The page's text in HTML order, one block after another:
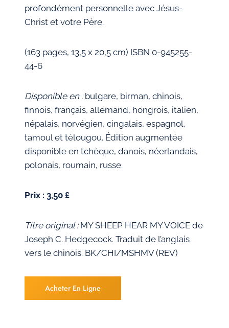
profondément personnelle avec Jésus-
Christ et votre Père.
(163 pages, 13,5 x 20,5 cm) ISBN 0-945255-
44-6
Disponible en :bulgare, birman, chinois,
finnois, français, allemand, hongrois, italien,
népalais, norvégien, cingalais, espagnol,
tamoul et télougou. Édition augmentée
disponible en tchèque, danois, néerlandais,
polonais, roumain, russe
Prix : 3,50 £
Titre original :MY SHEEP HEAR MY VOICE de
Joseph C. Hedgecock. Traduit de l’anglais
vers le chinois. BK/CHI/MSHMV (REV)
Acheter En Ligne